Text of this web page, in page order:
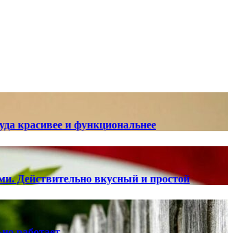
красивее и функциональнее
Действительно вкусный и простой